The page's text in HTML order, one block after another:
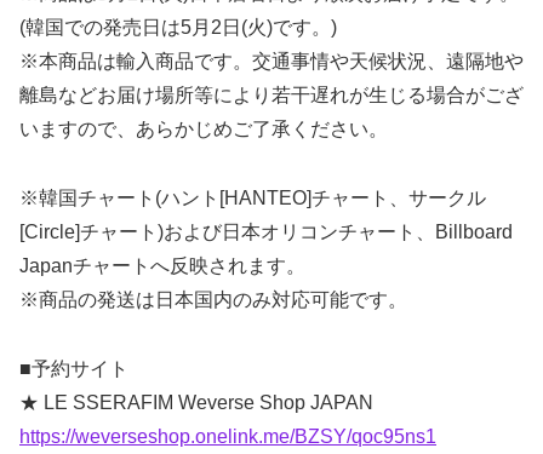
(韓国での発売日は5月2日(火)です。)
※本商品は輸入商品です。交通事情や天候状況、遠隔地や
離島などお届け場所等により若干遅れが生じる場合がござ
いますので、あらかじめご了承ください。
※韓国チャート(ハント[HANTEO]チャート、サークル
[Circle]チャート)および日本オリコンチャート、Billboard
Japanチャートへ反映されます。
※商品の発送は日本国内のみ対応可能です。
■予約サイト
★ LE SSERAFIM Weverse Shop JAPAN
https://weverseshop.onelink.me/BZSY/qoc95ns1